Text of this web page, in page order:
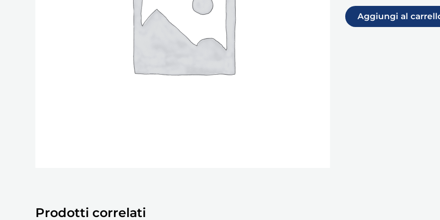
Aggiungi al
Prodotti correlati